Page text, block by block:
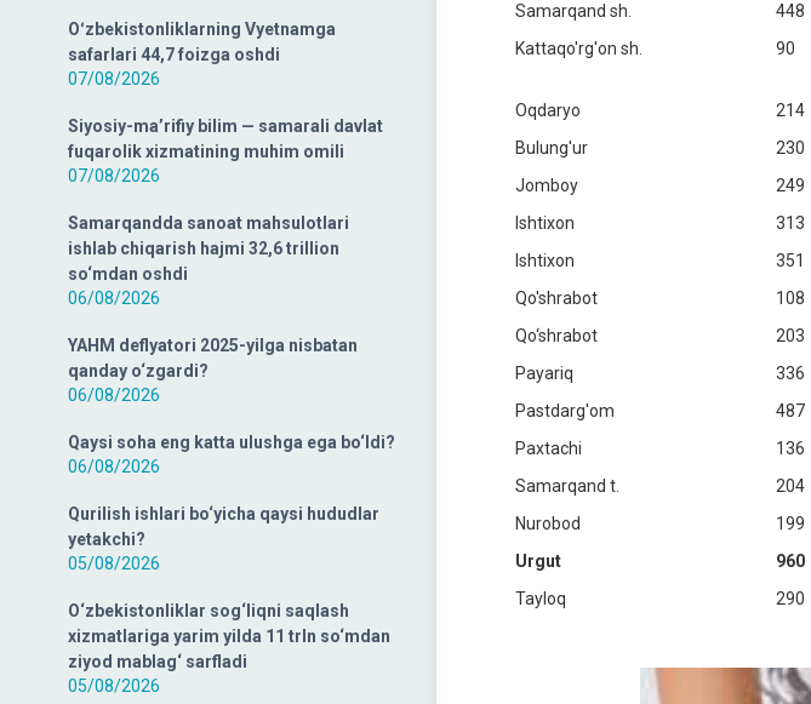
Oʻzbekistonliklarning Vyetnamga
safarlari 44,7 foizga oshdi
07/08/2026
Siyosiy-ma’rifiy bilim — samarali davlat
fuqarolik xizmatining muhim omili
07/08/2026
Samarqandda sanoat mahsulotlari
ishlab chiqarish hajmi 32,6 trillion
so‘mdan oshdi
06/08/2026
YAHM deflyatori 2025-yilga nisbatan
qanday o‘zgardi?
06/08/2026
Qaysi soha eng katta ulushga ega bo‘ldi?
06/08/2026
Qurilish ishlari bo‘yicha qaysi hududlar
yetakchi?
05/08/2026
O‘zbekistonliklar sog‘liqni saqlash
xizmatlariga yarim yilda 11 trln so‘mdan
ziyod mablag‘ sarfladi
05/08/2026
Samarqand sh.
448
Kattaqo'rg'on sh.
90
Oqdaryo
214
Bulung'ur
230
Jomboy
249
Ishtixon
313
Ishtixon
351
Qo'shrabot
108
Qo‘shrabot
203
Payariq
336
Pastdarg'om
487
Paxtachi
136
Samarqand t.
204
Nurobod
199
Urgut
960
Tayloq
290